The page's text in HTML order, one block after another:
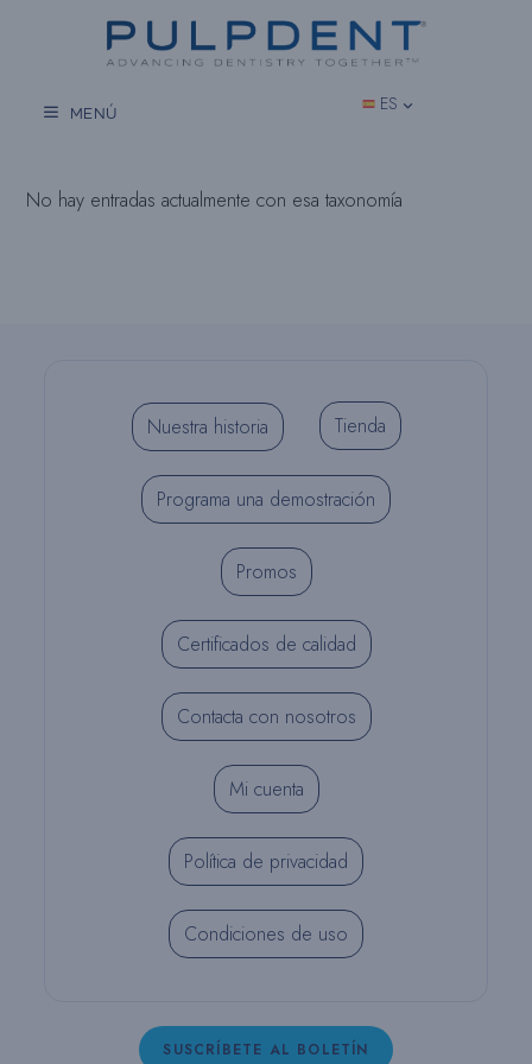
MENÚ ES
No hay entradas actualmente con esa taxonomía
Nuestra historia Tienda
Programa una demostración
Promos
Certificados de calidad
Contacta con nosotros
Mi cuenta
Política de privacidad
Condiciones de uso
SUSCRÍBETE AL BOLETÍN